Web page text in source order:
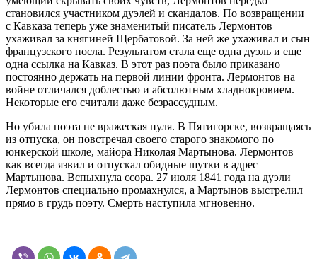
становился участником дуэлей и скандалов. По возвращении
с Кавказа теперь уже знаменитый писатель Лермонтов
ухаживал за княгиней Щербатовой. За ней же ухаживал и сын
французского посла. Результатом стала еще одна дуэль и еще
одна ссылка на Кавказ. В этот раз поэта было приказано
постоянно держать на первой линии фронта. Лермонтов на
войне отличался доблестью и абсолютным хладнокровием.
Некоторые его считали даже безрассудным.
Но убила поэта не вражеская пуля. В Пятигорске, возвращаясь
из отпуска, он повстречал своего старого знакомого по
юнкерской школе, майора Николая Мартынова. Лермонтов
как всегда язвил и отпускал обидные шутки в адрес
Мартынова. Вспыхнула ссора. 27 июля 1841 года на дуэли
Лермонтов специально промахнулся, а Мартынов выстрелил
прямо в грудь поэту. Смерть наступила мгновенно.